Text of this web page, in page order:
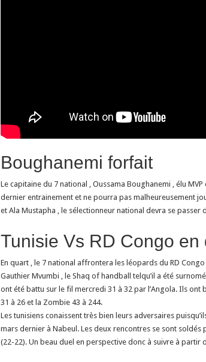
Boughanemi forfait
Le capitaine du 7 national , Oussama Boughanemi , élu
dernier entrainement et ne pourra pas malheureusement
et Ala Mustapha , le sélectionneur national devra se passer
Tunisie Vs RD Congo en
En quart , le 7 national affrontera les léopards du RD
Gauthier Mvumbi , le Shaq of handball telqu’il a été
ont été battu sur le fil mercredi 31 à 32 par l’Angola. Ils ont
31 à 26 et la Zombie 43 à 244.
Les tunisiens conaissent très bien leurs adversaires
mars dernier à Nabeul. Les deux rencontres se sont soldés
(22-22). Un beau duel en perspective donc à suivre à partir